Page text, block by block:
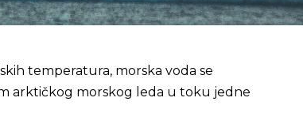
temperatura, morska voda se
arktičkog morskog leda u toku jedne